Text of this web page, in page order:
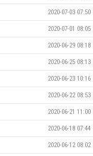
2020-07-03 07:50
2020-07-01 08:05
2020-06-29 08:18
2020-06-25 08:13
2020-06-23 10:16
2020-06-22 08:53
2020-06-21 11:00
2020-06-18 07:44
2020-06-12 08:02